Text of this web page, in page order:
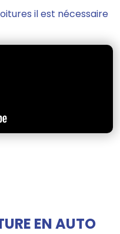
il est nécessaire
EN AUTO